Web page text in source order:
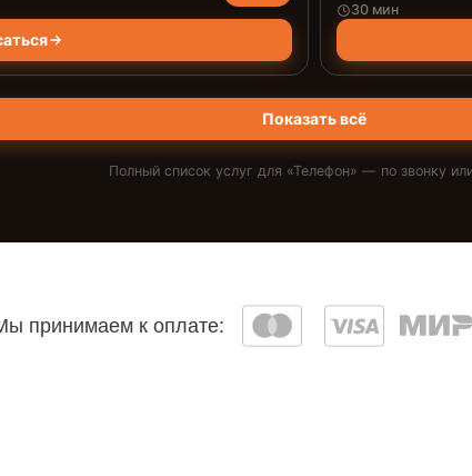
30 мин
Показать всё
Полный список услуг для «Телефон» — по звонку
принимаем к оплате: